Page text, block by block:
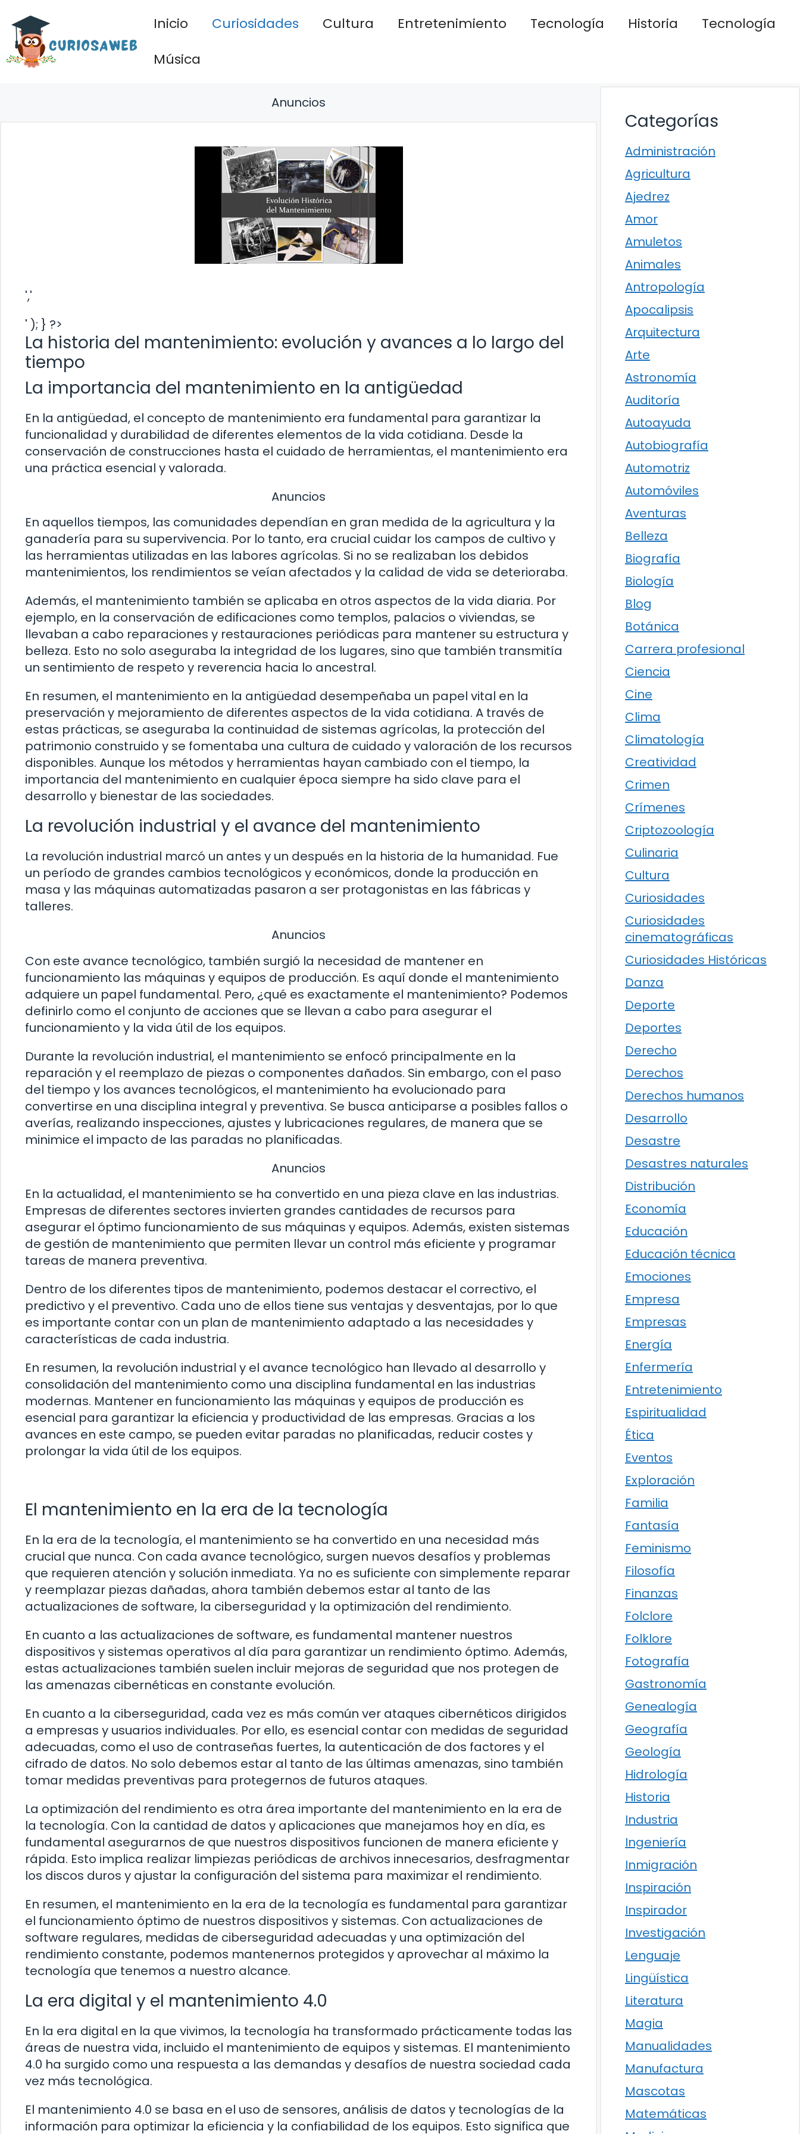
contenido
Inicio Curiosidades Cultura Entretenimiento Tecnología Historia
Tecnología
Música
Anuncios
','
' ); } ?>
La historia del mantenimiento: evolución y avances a lo largo del
tiempo
La importancia del mantenimiento en la antigüedad
En la antigüedad, el concepto de mantenimiento era fundamental para garantizar la
funcionalidad y durabilidad de diferentes elementos de la vida cotidiana. Desde la
conservación de construcciones hasta el cuidado de herramientas, el mantenimiento era
una práctica esencial y valorada.
Anuncios
En aquellos tiempos, las comunidades dependían en gran medida de la agricultura y la
ganadería para su supervivencia. Por lo tanto, era crucial cuidar los campos de cultivo y
las herramientas utilizadas en las labores agrícolas. Si no se realizaban los debidos
mantenimientos, los rendimientos se veían afectados y la calidad de vida se deterioraba.
Además, el mantenimiento también se aplicaba en otros aspectos de la vida diaria. Por
ejemplo, en la conservación de edificaciones como templos, palacios o viviendas, se
llevaban a cabo reparaciones y restauraciones periódicas para mantener su estructura y
belleza. Esto no solo aseguraba la integridad de los lugares, sino que también transmitía
un sentimiento de respeto y reverencia hacia lo ancestral.
En resumen, el mantenimiento en la antigüedad desempeñaba un papel vital en la
preservación y mejoramiento de diferentes aspectos de la vida cotidiana. A través de
estas prácticas, se aseguraba la continuidad de sistemas agrícolas, la protección del
patrimonio construido y se fomentaba una cultura de cuidado y valoración de los recursos
disponibles. Aunque los métodos y herramientas hayan cambiado con el tiempo, la
importancia del mantenimiento en cualquier época siempre ha sido clave para el
desarrollo y bienestar de las sociedades.
La revolución industrial y el avance del mantenimiento
La revolución industrial marcó un antes y un después en la historia de la humanidad. Fue
un período de grandes cambios tecnológicos y económicos, donde la producción en
masa y las máquinas automatizadas pasaron a ser protagonistas en las fábricas y
talleres.
Anuncios
Con este avance tecnológico, también surgió la necesidad de mantener en
funcionamiento las máquinas y equipos de producción. Es aquí donde el mantenimiento
adquiere un papel fundamental. Pero, ¿qué es exactamente el mantenimiento? Podemos
definirlo como el conjunto de acciones que se llevan a cabo para asegurar el
funcionamiento y la vida útil de los equipos.
Durante la revolución industrial, el mantenimiento se enfocó principalmente en la
reparación y el reemplazo de piezas o componentes dañados. Sin embargo, con el paso
del tiempo y los avances tecnológicos, el mantenimiento ha evolucionado para
convertirse en una disciplina integral y preventiva. Se busca anticiparse a posibles fallos o
averías, realizando inspecciones, ajustes y lubricaciones regulares, de manera que se
minimice el impacto de las paradas no planificadas.
Anuncios
En la actualidad, el mantenimiento se ha convertido en una pieza clave en las industrias.
Empresas de diferentes sectores invierten grandes cantidades de recursos para
asegurar el óptimo funcionamiento de sus máquinas y equipos. Además, existen sistemas
de gestión de mantenimiento que permiten llevar un control más eficiente y programar
tareas de manera preventiva.
Dentro de los diferentes tipos de mantenimiento, podemos destacar el correctivo, el
predictivo y el preventivo. Cada uno de ellos tiene sus ventajas y desventajas, por lo que
es importante contar con un plan de mantenimiento adaptado a las necesidades y
características de cada industria.
En resumen, la revolución industrial y el avance tecnológico han llevado al desarrollo y
consolidación del mantenimiento como una disciplina fundamental en las industrias
modernas. Mantener en funcionamiento las máquinas y equipos de producción es
esencial para garantizar la eficiencia y productividad de las empresas. Gracias a los
avances en este campo, se pueden evitar paradas no planificadas, reducir costes y
prolongar la vida útil de los equipos.
El mantenimiento en la era de la tecnología
En la era de la tecnología, el mantenimiento se ha convertido en una necesidad más
crucial que nunca. Con cada avance tecnológico, surgen nuevos desafíos y problemas
que requieren atención y solución inmediata. Ya no es suficiente con simplemente reparar
y reemplazar piezas dañadas, ahora también debemos estar al tanto de las
actualizaciones de software, la ciberseguridad y la optimización del rendimiento.
En cuanto a las actualizaciones de software, es fundamental mantener nuestros
dispositivos y sistemas operativos al día para garantizar un rendimiento óptimo. Además,
estas actualizaciones también suelen incluir mejoras de seguridad que nos protegen de
las amenazas cibernéticas en constante evolución.
En cuanto a la ciberseguridad, cada vez es más común ver ataques cibernéticos dirigidos
a empresas y usuarios individuales. Por ello, es esencial contar con medidas de seguridad
adecuadas, como el uso de contraseñas fuertes, la autenticación de dos factores y el
cifrado de datos. No solo debemos estar al tanto de las últimas amenazas, sino también
tomar medidas preventivas para protegernos de futuros ataques.
La optimización del rendimiento es otra área importante del mantenimiento en la era de
la tecnología. Con la cantidad de datos y aplicaciones que manejamos hoy en día, es
fundamental asegurarnos de que nuestros dispositivos funcionen de manera eficiente y
rápida. Esto implica realizar limpiezas periódicas de archivos innecesarios, desfragmentar
los discos duros y ajustar la configuración del sistema para maximizar el rendimiento.
En resumen, el mantenimiento en la era de la tecnología es fundamental para garantizar
el funcionamiento óptimo de nuestros dispositivos y sistemas. Con actualizaciones de
software regulares, medidas de ciberseguridad adecuadas y una optimización del
rendimiento constante, podemos mantenernos protegidos y aprovechar al máximo la
tecnología que tenemos a nuestro alcance.
La era digital y el mantenimiento 4.0
En la era digital en la que vivimos, la tecnología ha transformado prácticamente todas las
áreas de nuestra vida, incluido el mantenimiento de equipos y sistemas. El mantenimiento
4.0 ha surgido como una respuesta a las demandas y desafíos de nuestra sociedad cada
vez más tecnológica.
El mantenimiento 4.0 se basa en el uso de sensores, análisis de datos y tecnologías de la
información para optimizar la eficiencia y la confiabilidad de los equipos. Esto significa que
Categorías
Administración
Agricultura
Ajedrez
Amor
Amuletos
Animales
Antropología
Apocalipsis
Arquitectura
Arte
Astronomía
Auditoría
Autoayuda
Autobiografía
Automotriz
Automóviles
Aventuras
Belleza
Biografía
Biología
Blog
Botánica
Carrera profesional
Ciencia
Cine
Clima
Climatología
Creatividad
Crimen
Crímenes
Criptozoología
Culinaria
Cultura
Curiosidades
Curiosidades
cinematográficas
Curiosidades Históricas
Danza
Deporte
Deportes
Derecho
Derechos
Derechos humanos
Desarrollo
Desastre
Desastres naturales
Distribución
Economía
Educación
Educación técnica
Emociones
Empresa
Empresas
Energía
Enfermería
Entretenimiento
Espiritualidad
Ética
Eventos
Exploración
Familia
Fantasía
Feminismo
Filosofía
Finanzas
Folclore
Folklore
Fotografía
Gastronomía
Genealogía
Geografía
Geología
Hidrología
Historia
Industria
Ingeniería
Inmigración
Inspiración
Inspirador
Investigación
Lenguaje
Lingüística
Literatura
Magia
Manualidades
Manufactura
Mascotas
Matemáticas